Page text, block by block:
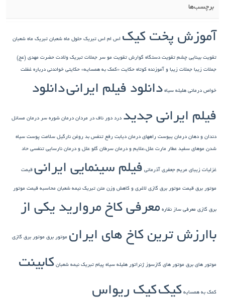
برچسب‌ها
آموزش پخت کیک اس ام اس تبریک حلول ماه شعبان تبریک ماه شعبان
تقویت بینایی چشم تقویت دستگاه گوارش تقویت مو سر جملات تبریک ولادت حضرت مهدی (عج)
جملات زیبا جملات زیبا و آموزنده کوتاه حکایت «کمک به همسایه» حکایتی خواندنی درباره غفلت
خواص درمانی هلیله سیاه دانلود فیلم ایرانیدانلود
فیلم ایرانی جدید درد دور ناف در مردان درمان شوره سر درمان مسائل
دندان و دهان درمان یبوست راههای درمان دیابت رفع تنفس بد روغن نارگیل سلامت پوست سیاه
شدن موهای سفید عطار مارت علل،علایم و درمان سرطان گلو علل و درمان نارسایی تنفسی حاد
غزلیات زیبای مریم جعفری آذرمانی فیلم سینمایی ایرانی قیمت
موتور برق قیمت موتور برق گازی لاغری و کاهش وزن متن تبریک نیمه شعبان محاسبه قیمت موتور
برق گازی معرفی ساز نقاره معرفی کاخ مروارید یکی از
باارزش ترین کاخ های ایران موتور برق موتور برق گازی
موتور های برق موتور های گازسوز ژنراتور هلیله سیاه پیام تبریک نیمه شعبان کابینت
کمک به همسایه کیککیک ریواس